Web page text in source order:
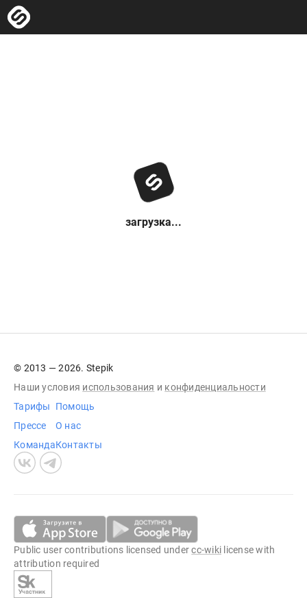
загрузка...
© 2013 — 2026. Stepik
Наши условия использования и конфиденциальности
Тарифы
Прессе
Команда
Помощь
О нас
Контакты
Public user contributions licensed undercc-wiki license with
attribution required